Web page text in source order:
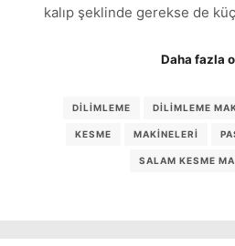
kalıp şeklinde gerekse de
Daha fazla
DILIMLEME DILIMLEME
KESME MAKINELERI
SALAM KESME